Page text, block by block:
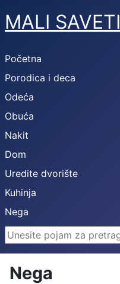
MALI SAVETI
Početna
Porodica i deca
Odeća
Obuća
Nakit
Dom
Uredite dvorište
Kuhinja
Nega
Search ...
Nega